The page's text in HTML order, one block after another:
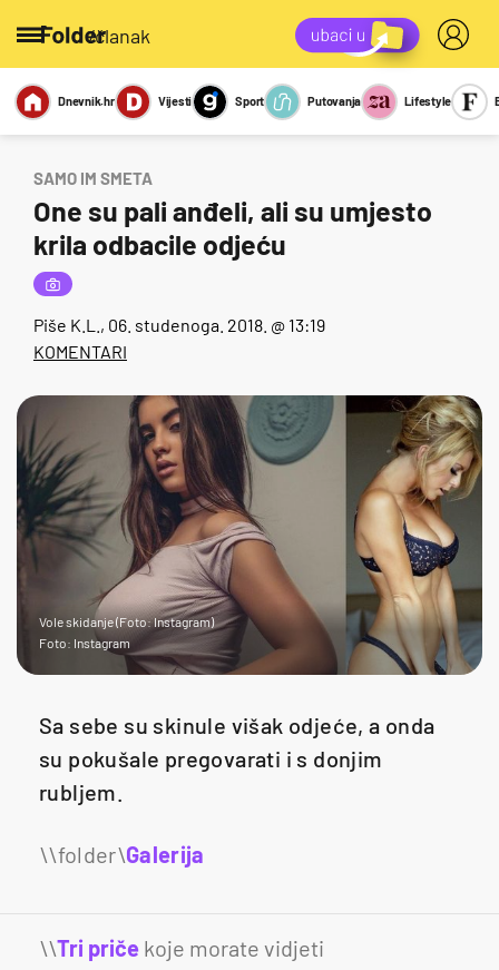
/članak
Miks Kviz
Report
Sexy
Dnevnik.hr Vijesti Sport Putovanja Lifestyle
SAMO IM SMETA
One su pali anđeli, ali su umjesto
krila odbacile odjeću
Piše K.L. , 06. studenoga. 2018. @ 13:19
KOMENTARI
Vole skidanje (Foto: Instagram)
Foto: Instagram
Sa sebe su skinule višak odjeće, a onda
su pokušale pregovarati i s donjim
rubljem.
Galerija
\\Tri priče koje morate vidjeti